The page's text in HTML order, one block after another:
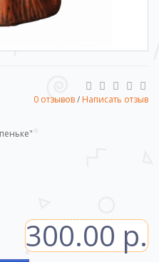
0 отзывов/ Написать отзыв
300.00 р.